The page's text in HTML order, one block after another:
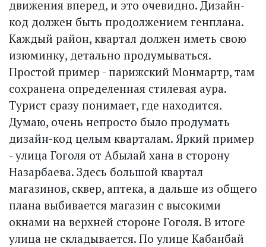
движения вперед, и это очевидно. Дизайн-
код должен быть продолжением генплана.
Каждый район, квартал должен иметь свою
изюминку, детально продумываться.
Простой пример - парижский Монмартр, там
сохранена определенная стилевая аура.
Турист сразу понимает, где находится.
Думаю, очень непросто было продумать
дизайн-код целым кварталам. Яркий пример
- улица Гоголя от Абылай хана в сторону
Назарбаева. Здесь большой квартал
магазинов, сквер, аптека, а дальше из общего
плана выбивается магазин с высокими
окнами на верхней стороне Гоголя. В итоге
улица не складывается. По улице Кабанбай